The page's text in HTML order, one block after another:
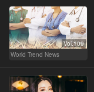
Vol.109
World Trend News